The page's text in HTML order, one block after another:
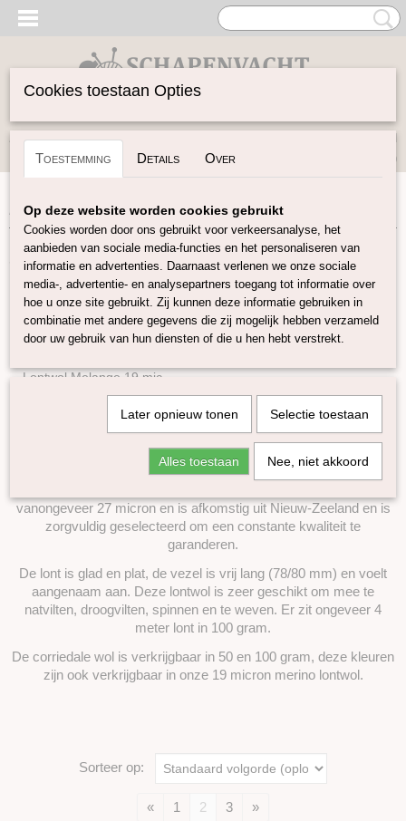
Inloggen Registreren
(0)
Home>Spinwol>Lontwol Corriedale gekleurd
Spinwol
Lontwol Natuurlijke kleuren
Lontwol gekleurd 14,5 mic
Lontwol Melange 19 mic
Lontwol 19 mic/zijde melange
Gekleurde Lontwol 27/23 mic
Lontwol Corriedale gekleurd
Lontwol Shetland gekleurd
Melange Blue Faced Leicester lontwol
Yak vezels
Diverse
Batts
Sokkenwol
Zijde Producten
Plantaardige vezels
Gekleurde Corriedale
vanongeveer 27 micron en is afkomstig uit Nieuw-Zeeland en is
zorgvuldig geselecteerd om een ​​constante kwaliteit te
garanderen.
De lont is glad en plat, de vezel is vrij lang (78/80 mm) en voelt
aangenaam aan. Deze lontwol is zeer geschikt om mee te
natvilten, droogvilten, spinnen en te weven. Er zit ongeveer 4
meter lont in 100 gram.
De corriedale wol is verkrijgbaar in 50 en 100 gram, deze kleuren
zijn ook verkrijgbaar in onze 19 micron merino lontwol.
Sorteer op:
« 1 2 3 »
Cookies toestaan Opties
Toestemming Details Over
Op deze website worden cookies gebruikt
Cookies worden door ons gebruikt voor verkeersanalyse, het
aanbieden van sociale media-functies en het personaliseren van
informatie en advertenties. Daarnaast verlenen we onze sociale
media-, advertentie- en analysepartners toegang tot informatie over
hoe u onze site gebruikt. Zij kunnen deze informatie gebruiken in
combinatie met andere gegevens die zij mogelijk hebben verzameld
door uw gebruik van hun diensten of die u hen hebt verstrekt.
Later opnieuw tonen Selectie toestaan
Alles toestaan Nee, niet akkoord